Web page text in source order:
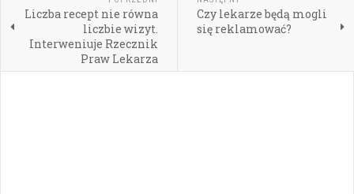
Liczba recept nie równa
liczbie wizyt.
Interweniuje Rzecznik
Praw Lekarza
Czy lekarze będą mogli
się reklamować?